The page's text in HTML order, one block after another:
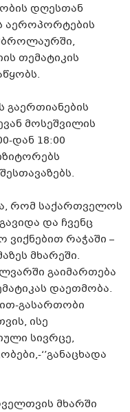
დღესთან
აეროპორტების
თემატიკის
მოსეშვილის
დან 18:00
რომ საქართველოს
და ჩვენც
ვიქნებით რაჭაში –
მხარეში.
გაიმართება
დაეთმობა.
გასართობი
ისე
სივრცე,
‘’განაცხადა
მხარში